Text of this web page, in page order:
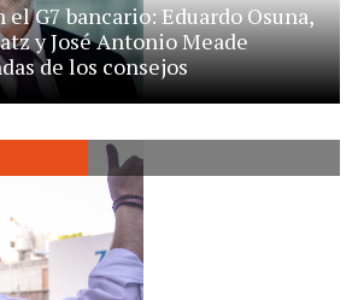
el G7 bancario: Eduardo Osuna,
y José Antonio Meade
de los consejos